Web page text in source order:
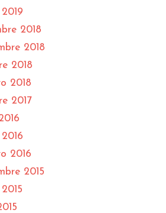
2018
2018
2018
2018
2017
2016
2015